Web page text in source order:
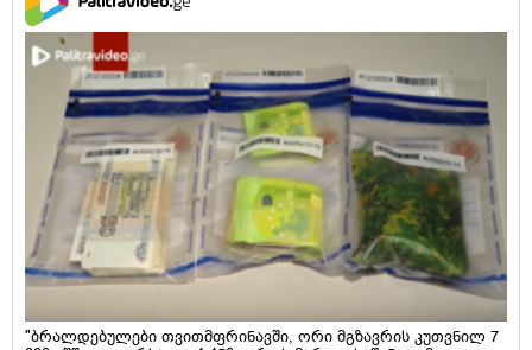
"ბრალდებულები თვითმფრინავში, ორი მგზავრის კუთვნილ 7